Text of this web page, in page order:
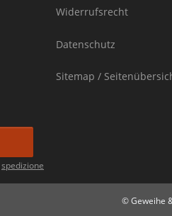
Widerrufsrecht
Datenschutz
Sitemap /
spedizione
© Geweihe